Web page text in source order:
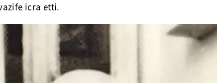
icra etti.